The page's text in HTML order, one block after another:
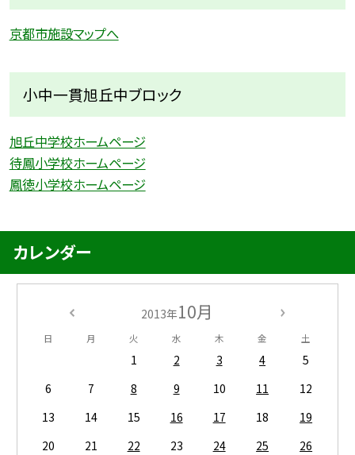
京都市施設マップへ
小中一貫旭丘中ブロック
旭丘中学校ホームページ
待鳳小学校ホームページ
鳳徳小学校ホームページ
カレンダー
2013年10月
日 月 火 水 木 金 土
1 2 3 4
5
6
7 8 9 10 11
12
13
14 15 16 17 18
19
20
21 22 23 24 25
26